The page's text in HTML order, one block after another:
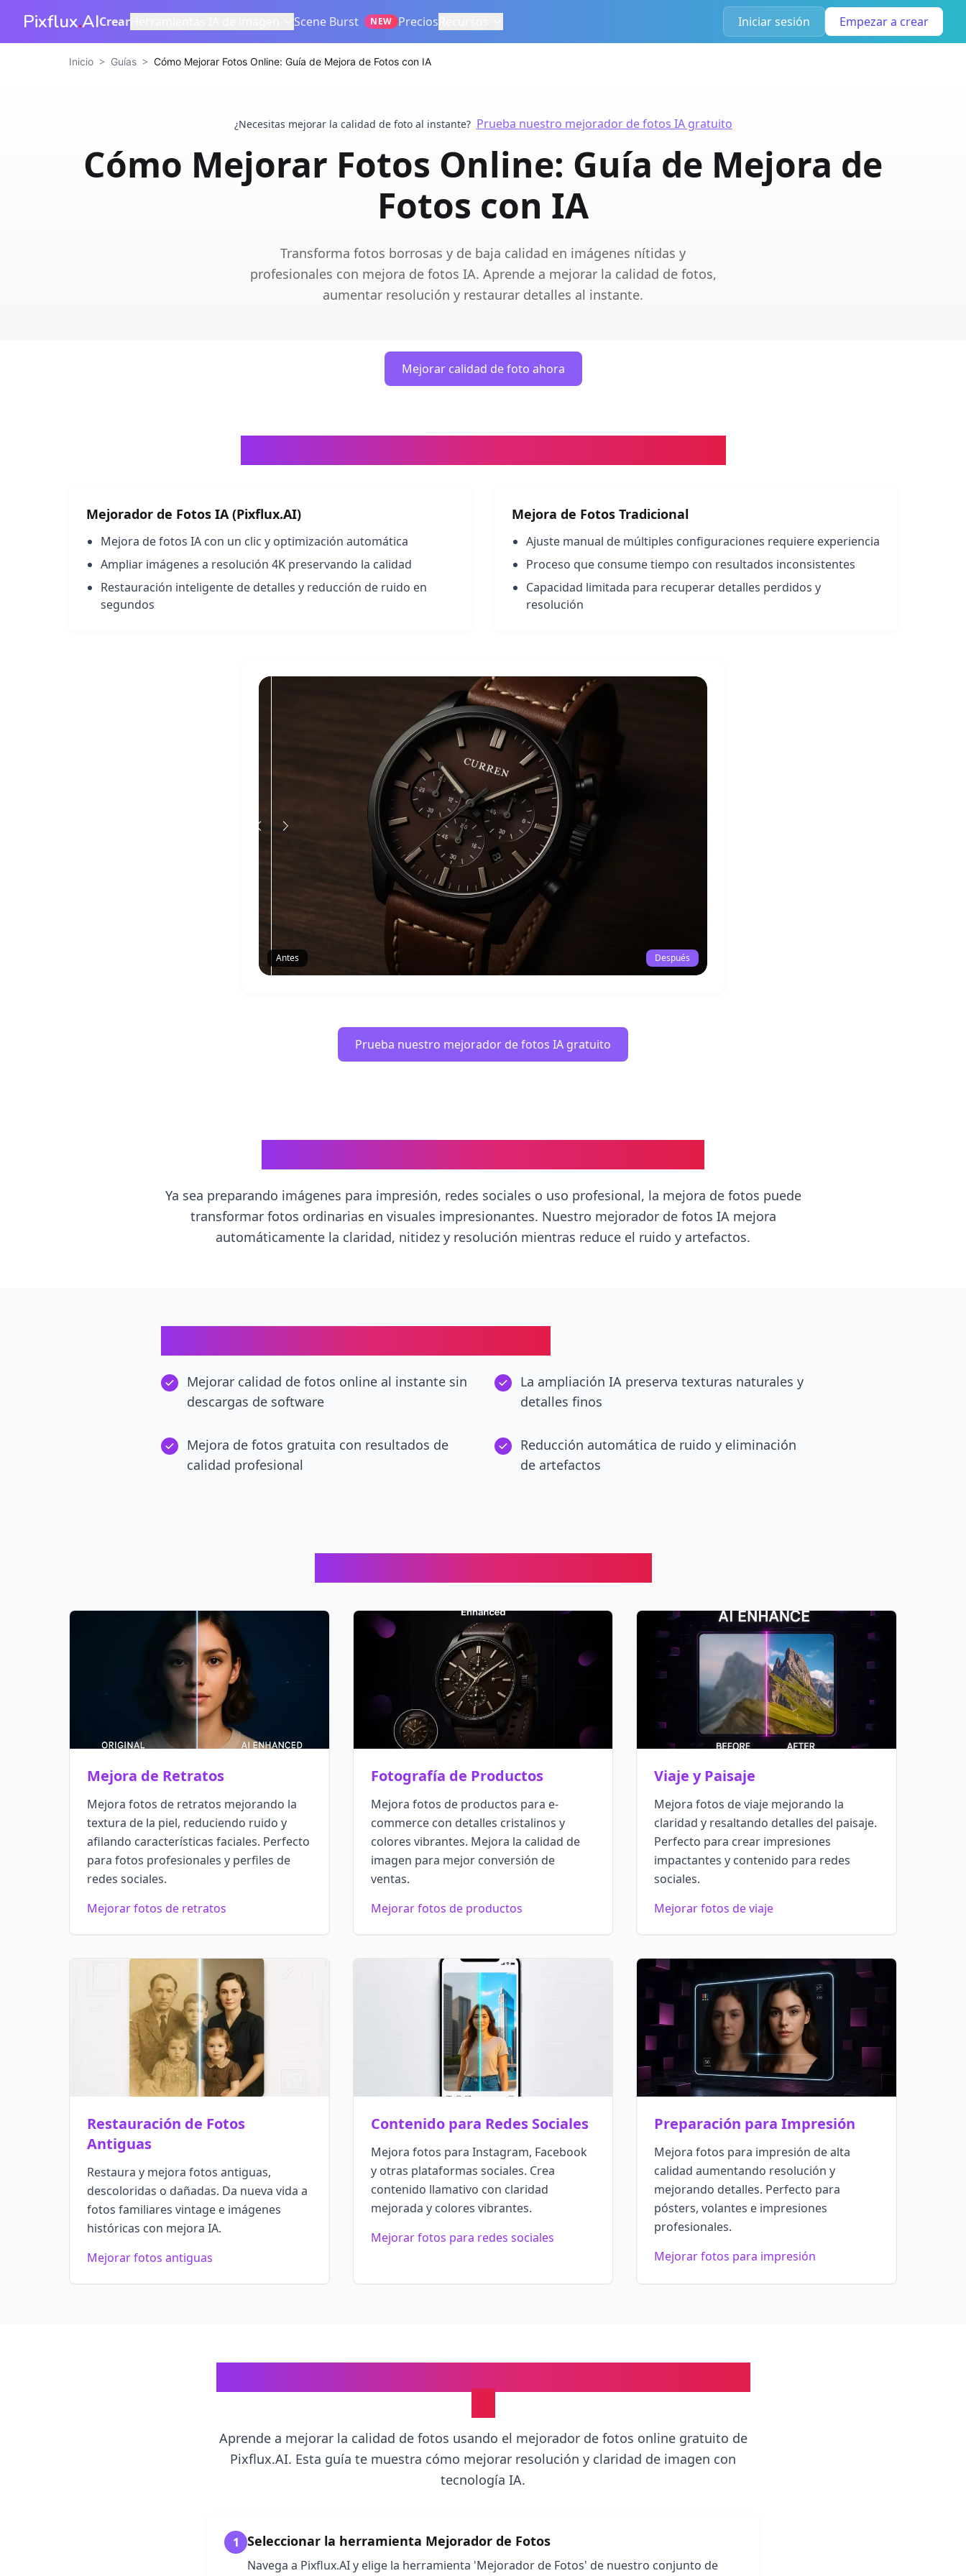
Pixflux.AICrear Scene Burst NEW Precios Iniciar sesión Empezar a crear
Inicio > Guías > Cómo Mejorar Fotos Online: Guía de Mejora de Fotos con IA
¿Necesitas mejorar la calidad de foto al instante? Prueba nuestro mejorador de fotos IA gratuito
Cómo Mejorar Fotos Online: Guía de Mejora de
Fotos con IA
Transforma fotos borrosas y de baja calidad en imágenes nítidas y
profesionales con mejora de fotos IA. Aprende a mejorar la calidad de fotos,
aumentar resolución y restaurar detalles al instante.
Mejorar calidad de foto ahora
Mejorador de Fotos IA (Pixflux.AI)
Mejora de fotos IA con un clic y optimización automática
Ampliar imágenes a resolución 4K preservando la calidad
Restauración inteligente de detalles y reducción de ruido en
segundos
Mejora de Fotos Tradicional
Ajuste manual de múltiples configuraciones requiere experiencia
Proceso que consume tiempo con resultados inconsistentes
Capacidad limitada para recuperar detalles perdidos y
resolución
Antes Después
Prueba nuestro mejorador de fotos IA gratuito
Ya sea preparando imágenes para impresión, redes sociales o uso profesional, la mejora de fotos puede
transformar fotos ordinarias en visuales impresionantes. Nuestro mejorador de fotos IA mejora
automáticamente la claridad, nitidez y resolución mientras reduce el ruido y artefactos.
Mejorar calidad de fotos online al instante sin
descargas de software
La ampliación IA preserva texturas naturales y
detalles finos
Mejora de fotos gratuita con resultados de
calidad profesional
Reducción automática de ruido y eliminación
de artefactos
Mejora de Retratos
Mejora fotos de retratos mejorando la
textura de la piel, reduciendo ruido y
afilando características faciales. Perfecto
para fotos profesionales y perfiles de
redes sociales.
Mejorar fotos de retratos
Fotografía de Productos
Mejora fotos de productos para e-
commerce con detalles cristalinos y
colores vibrantes. Mejora la calidad de
imagen para mejor conversión de
ventas.
Mejorar fotos de productos
Viaje y Paisaje
Mejora fotos de viaje mejorando la
claridad y resaltando detalles del paisaje.
Perfecto para crear impresiones
impactantes y contenido para redes
sociales.
Mejorar fotos de viaje
Restauración de Fotos
Antiguas
Restaura y mejora fotos antiguas,
descoloridas o dañadas. Da nueva vida a
fotos familiares vintage e imágenes
históricas con mejora IA.
Mejorar fotos antiguas
Contenido para Redes Sociales
Mejora fotos para Instagram, Facebook
y otras plataformas sociales. Crea
contenido llamativo con claridad
mejorada y colores vibrantes.
Mejorar fotos para redes sociales
Preparación para Impresión
Mejora fotos para impresión de alta
calidad aumentando resolución y
mejorando detalles. Perfecto para
pósters, volantes e impresiones
profesionales.
Mejorar fotos para impresión
Aprende a mejorar la calidad de fotos usando el mejorador de fotos online gratuito de
Pixflux.AI. Esta guía te muestra cómo mejorar resolución y claridad de imagen con
tecnología IA.
1 Seleccionar la herramienta Mejorador de Fotos
Navega a Pixflux.AI y elige la herramienta 'Mejorador de Fotos' de nuestro conjunto de